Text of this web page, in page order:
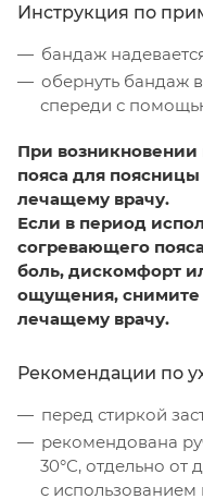
Инструкция по
бандаж
обернуть бандаж
спереди с
При
пояса для
лечащему врачу.
Если в период
согревающего
боль, дискомфорт
ощущения, снимите
лечащему врачу.
Рекомендации по
перед стиркой
рекомендована
30°С, отдельно от
с